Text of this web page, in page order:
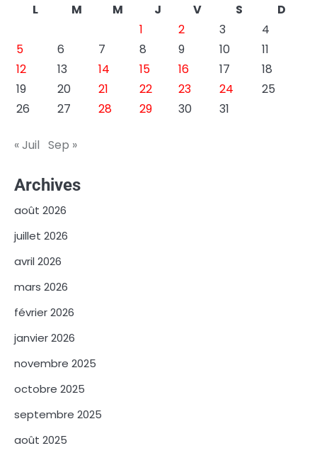
L
M M J V S
D
1
2 3
4
5
6 7 8 9 10
11
12
13 14 15 16 17
18
19
20 21 22 23 24
25
26
27 28 29 30 31
« Juil Sep »
Archives
août 2026
juillet 2026
avril 2026
mars 2026
février 2026
janvier 2026
novembre 2025
octobre 2025
septembre 2025
août 2025